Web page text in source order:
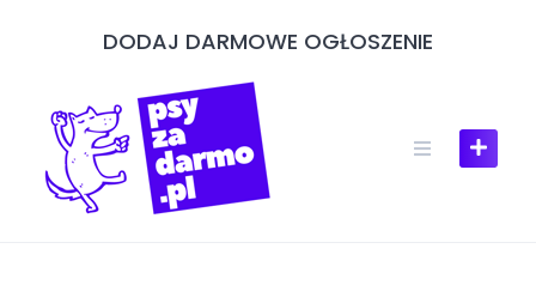
DODAJ DARMOWE OGŁOSZENIE